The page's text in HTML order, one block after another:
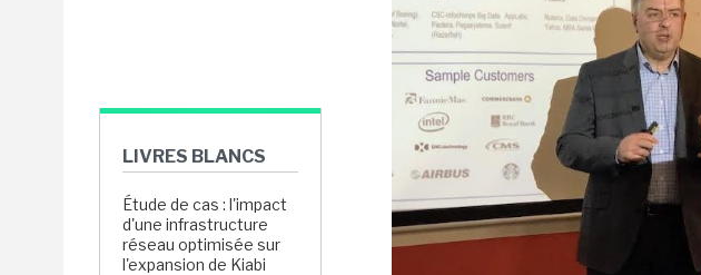
LIVRES BLANCS
Étude de cas : l'impact
d'une infrastructure
réseau optimisée sur
l'expansion de Kiabi